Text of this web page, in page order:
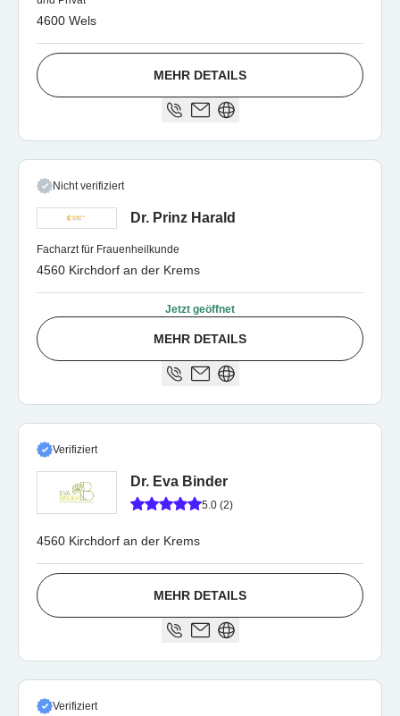
4600 Wels
MEHR DETAILS
Nicht verifiziert
Dr. Prinz Harald
Facharzt für Frauenheilkunde
4560 Kirchdorf an der Krems
Jetzt geöffnet
MEHR DETAILS
Verifiziert
Dr. Eva Binder
5.0 (2)
4560 Kirchdorf an der Krems
MEHR DETAILS
Verifiziert